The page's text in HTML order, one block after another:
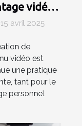
vidéo
pour
l'outil
sans
un
avril 2025
de
vidéo est
une pratique
tant pour le
personnel